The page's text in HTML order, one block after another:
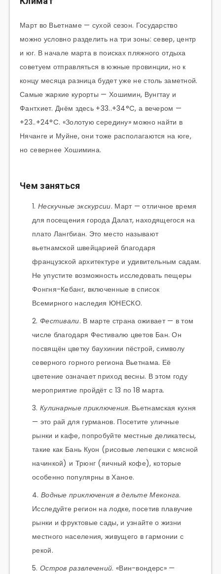
Март во Вьетнаме — сухой сезон. Государство
можно условно разделить на три зоны: север, центр
и юг. В начале марта в поисках пляжного отдыха
советуем отправляться в южные провинции, но к
концу месяца разница будет уже не столь заметной.
Самые жаркие курорты — Хошимин, Вунгтау и
Фантхиет. Днём здесь +33..+34°C, а вечером —
+23..+24°C. «Золотую середину» можно найти в
Нячанге и Муйне, они тоже располагаются на юге,
но севернее Хошимина.
Чем заняться
Нескучные экскурсии. Март — отличное время
для посещения города Далат, находящегося на
плато Лангбиан. Это место называют
вьетнамской швейцарией благодаря
французской архитектуре и удивительным садам.
Не упустите возможность исследовать пещеры
Фонгня-Кебанг, включенные в список
Всемирного наследия ЮНЕСКО.
Фестивали. В марте страна оживает — в том
числе благодаря Фестивалю цветов Бан. Он
посвящён цветку баухинии пёстрой, символу
северного горного региона Вьетнама. Её
цветение означает приход весны. В этом году
мероприятие пройдёт с 13 по 18 марта.
Кулинарные приключения. Вьетнамская кухня
— это рай для гурманов. Посетите уличные
рынки и кафе, попробуйте местные деликатесы,
такие как Бань Куон (рисовые лепешки с мясной
начинкой) и Трюнг (яичный кофе), которые
особенно популярны в Ханое.
Водные приключения в дельте Меконга.
Исследуйте регион на лодке, посетив плавучие
рынки и фруктовые сады, и узнайте о жизни
местного населения, живущего в гармонии с
рекой.
Остров развлечений. «Вин-вондерс» —